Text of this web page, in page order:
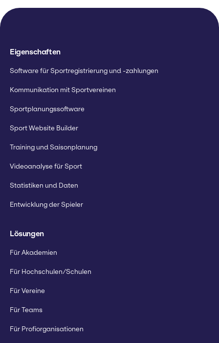
Eigenschaften
Software für Sportregistrierung und -zahlungen
Kommunikation mit Sportvereinen
Sportplanungssoftware
Sport Website Builder
Training und Saisonplanung
Videoanalyse für Sport
Statistiken und Daten
Entwicklung der Spieler
Lösungen
Für Akademien
Für Hochschulen/Schulen
Für Vereine
Für Teams
Für Profiorganisationen